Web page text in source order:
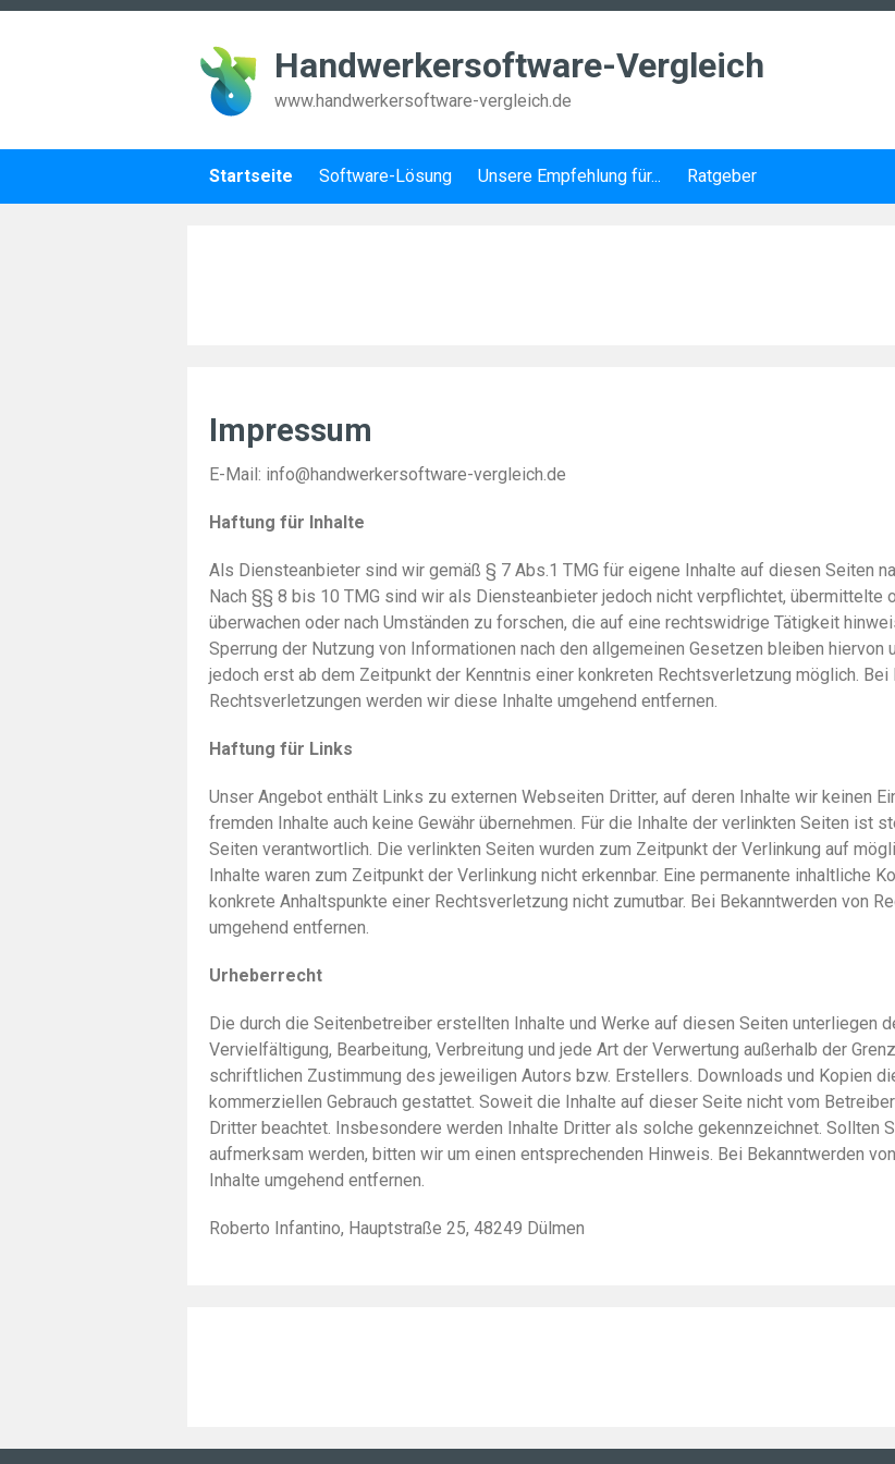
Handwerkersoftware-Vergleich
www.handwerkersoftware-vergleich.de
Startseite Software-Lösung Unsere Empfehlung für... Ratgeber
Impressum
E-Mail: info@handwerkersoftware-vergleich.de
Haftung für Inhalte
Als Diensteanbieter sind wir gemäß § 7 Abs.1 TMG für eigene Inhalte auf diesen Seiten
Nach §§ 8 bis 10 TMG sind wir als Diensteanbieter jedoch nicht verpflichtet,
überwachen oder nach Umständen zu forschen, die auf eine rechtswidrige Tätigkeit
Sperrung der Nutzung von Informationen nach den allgemeinen Gesetzen bleiben
jedoch erst ab dem Zeitpunkt der Kenntnis einer konkreten Rechtsverletzung möglich.
Rechtsverletzungen werden wir diese Inhalte umgehend entfernen.
Haftung für Links
Unser Angebot enthält Links zu externen Webseiten Dritter, auf deren Inhalte wir keinen
fremden Inhalte auch keine Gewähr übernehmen. Für die Inhalte der verlinkten Seiten ist
Seiten verantwortlich. Die verlinkten Seiten wurden zum Zeitpunkt der Verlinkung auf
Inhalte waren zum Zeitpunkt der Verlinkung nicht erkennbar. Eine permanente inhaltliche
konkrete Anhaltspunkte einer Rechtsverletzung nicht zumutbar. Bei Bekanntwerden von
umgehend entfernen.
Urheberrecht
Die durch die Seitenbetreiber erstellten Inhalte und Werke auf diesen Seiten unterliegen
Vervielfältigung, Bearbeitung, Verbreitung und jede Art der Verwertung außerhalb der
schriftlichen Zustimmung des jeweiligen Autors bzw. Erstellers. Downloads und Kopien
kommerziellen Gebrauch gestattet. Soweit die Inhalte auf dieser Seite nicht vom
Dritter beachtet. Insbesondere werden Inhalte Dritter als solche gekennzeichnet. Sollten
aufmerksam werden, bitten wir um einen entsprechenden Hinweis. Bei Bekanntwerden
Inhalte umgehend entfernen.
Roberto Infantino, Hauptstraße 25, 48249 Dülmen